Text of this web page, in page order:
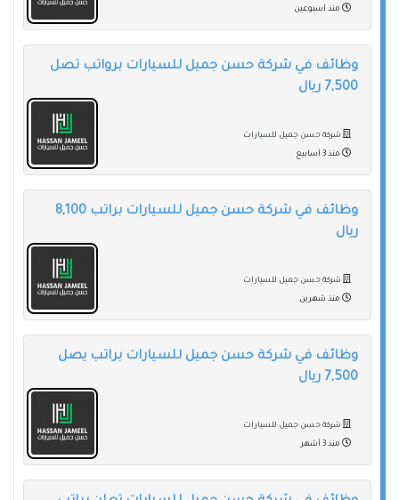
منذ أسبوعين
وظائف في شركة حسن جميل للسيارات برواتب تصل
7,500 ريال
شركة حسن جميل للسيارات
منذ 3 أسابيع
وظائف في شركة حسن جميل للسيارات براتب 8,100
ريال
شركة حسن جميل للسيارات
منذ شهرين
وظائف في شركة حسن جميل للسيارات براتب يصل
7,500 ريال
شركة حسن جميل للسيارات
منذ 3 أشهر